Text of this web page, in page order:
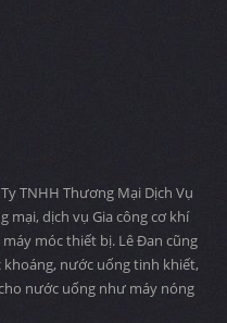
TNHH Thương Mại Dịch Vụ
dịch vụ Gia công cơ khí
móc thiết bị. Lê Đan cũng
nước uống tinh khiết,
nước uống như máy nóng